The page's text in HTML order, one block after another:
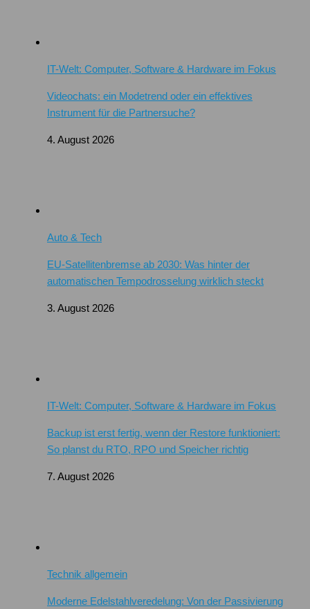
IT-Welt: Computer, Software & Hardware im Fokus
Videochats: ein Modetrend oder ein effektives
Instrument für die Partnersuche?
4. August 2026
Auto & Tech
EU-Satellitenbremse ab 2030: Was hinter der
automatischen Tempodrosselung wirklich steckt
3. August 2026
IT-Welt: Computer, Software & Hardware im Fokus
Backup ist erst fertig, wenn der Restore funktioniert:
So planst du RTO, RPO und Speicher richtig
7. August 2026
Technik allgemein
Moderne Edelstahlveredelung: Von der Passivierung